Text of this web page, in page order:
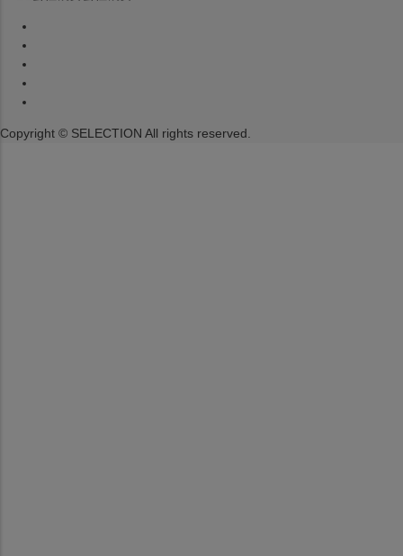
Copyright © SELECTION All rights reserved.